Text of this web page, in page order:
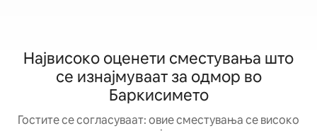
Највисоко оценети сместувања што
се изнајмуваат за одмор во
Баркисимето
Гостите се согласуваат: овие сместувања се високо